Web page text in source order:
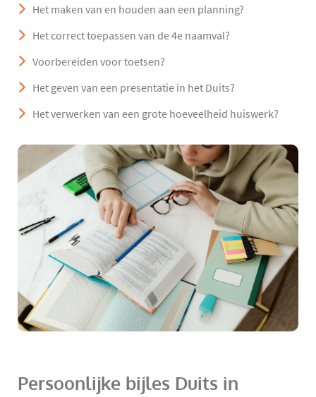
Het maken van en houden aan een planning?
Het correct toepassen van de 4e naamval?
Voorbereiden voor toetsen?
Het geven van een presentatie in het Duits?
Het verwerken van een grote hoeveelheid huiswerk?
Persoonlijke bijles Duits in